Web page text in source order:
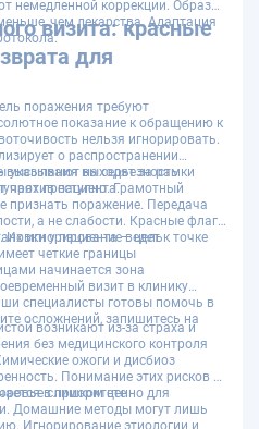
немедленной коррекции. Образ
чем лекарства. Адаптация
визита: красные
для
поражения требуют
показание к обращению к
нельзя игнорировать.
о распространении
указывают на серьезность
против пациента.
высыпания выходят за рамки
преступно. Грамотный
признать поражение. Передача
а не слабости. Красные флаги
игнорирование ведет к точке
у пациента — цель
четкие границы
начинается зона
визит в клинику
специалисты готовы помочь в
осложнений, запишитесь на
возникают из-за страха и
без медицинского контроля
ожоги и дисбиоз
Понимание этих рисков —
слишком ценно для
в приоритете
Домашние методы могут лишь